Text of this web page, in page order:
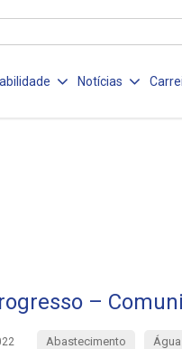
Notícias
–
Abastecimento Água